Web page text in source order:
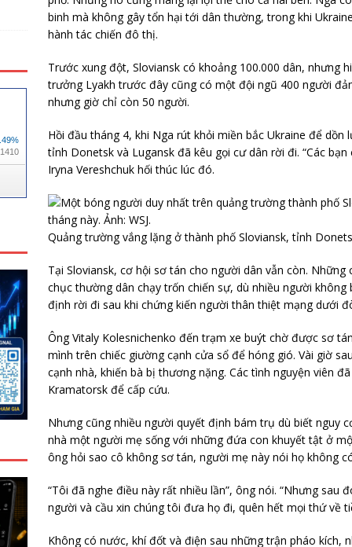
binh mà không gây tổn hại tới dân thường, trong khi
hành tác chiến đô thị.
Trước xung đột, Sloviansk có khoảng 100.000 dân, nhưng
trưởng Lyakh trước đây cũng có một đội ngũ 400 người
nhưng giờ chỉ còn 50 người.
Hồi đầu tháng 4, khi Nga rút khỏi miền bắc Ukraine để
tỉnh Donetsk và Lugansk đã kêu gọi cư dân rời đi. “Các
Iryna Vereshchuk hối thúc lúc đó.
Quảng trường vắng lặng ở thành phố Sloviansk, tỉnh
Tại Sloviansk, cơ hội sơ tán cho người dân vẫn còn.
chục thường dân chạy trốn chiến sự, dù nhiều người
định rời đi sau khi chứng kiến người thân thiệt mạng dưới
Ông Vitaly Kolesnichenko đến trạm xe buýt chờ được sơ
mình trên chiếc giường cạnh cửa sổ để hóng gió. Vài giờ
cạnh nhà, khiến bà bị thương nặng. Các tình nguyện viên
Kramatorsk để cấp cứu.
Nhưng cũng nhiều người quyết định bám trụ dù biết nguy
nhà một người mẹ sống với những đứa con khuyết tật ở
ông hỏi sao cô không sơ tán, người mẹ này nói họ không
“Tôi đã nghe điều này rất nhiều lần”, ông nói. “Nhưng sau
người và cầu xin chúng tôi đưa họ đi, quên hết mọi thứ về
Không có nước, khí đốt và điện sau những trận pháo kích,